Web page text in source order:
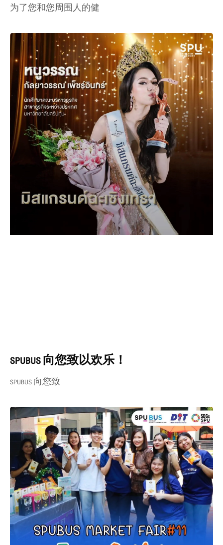
为了您和您周围人的健
SPUBUS 向您致以欢乐！
SPUBUS 向您致